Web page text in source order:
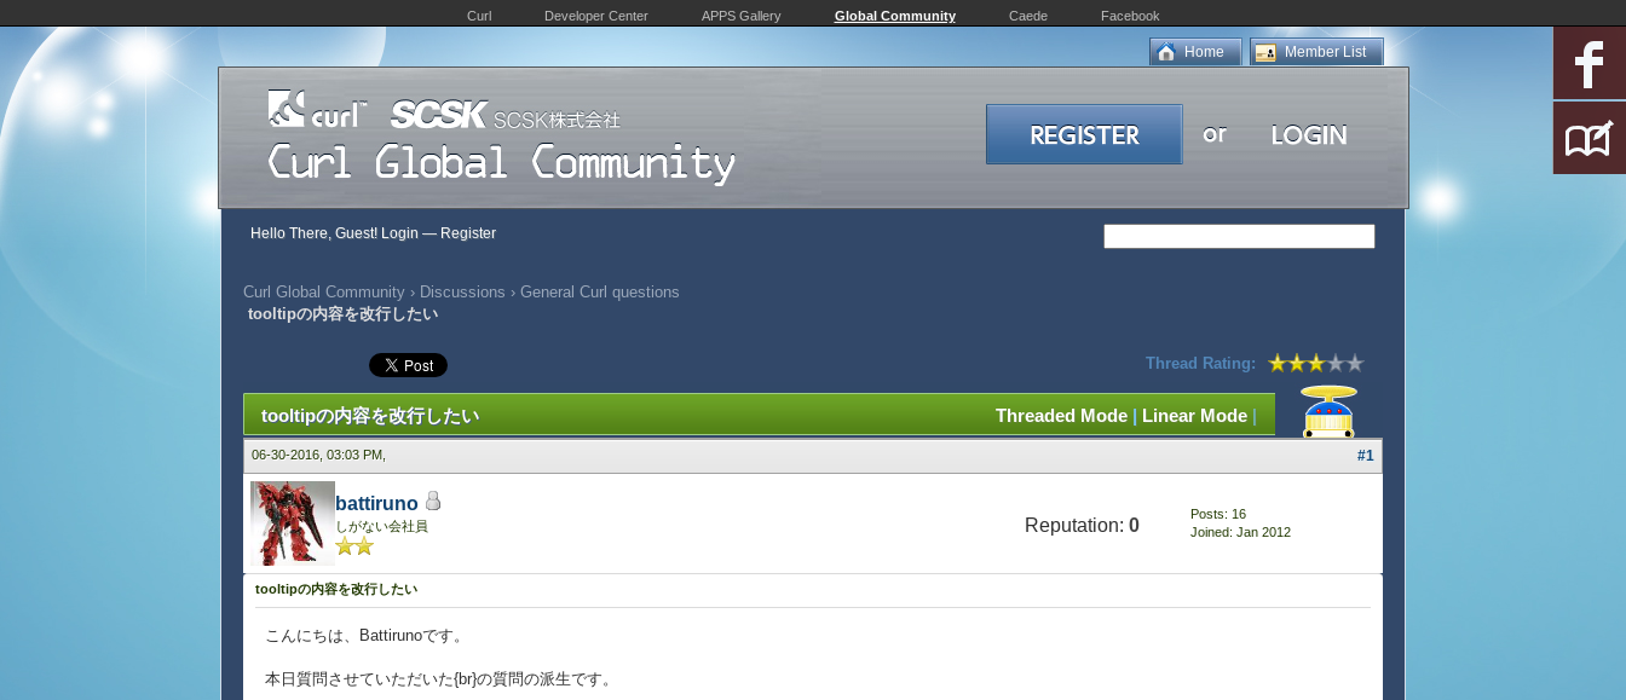
Curl Developer Center APPS Gallery Global Community Caede Facebook
Member List
Home
Hello There, Guest! Login — Register
Curl Global Community › Discussions › General Curl questions
tooltipの内容を改行したい
Thread Rating:
Threaded Mode | Linear Mode |
tooltipの内容を改行したい
06-30-2016, 03:03 PM, #1
battiruno
しがない会社員 Reputation: 0
Posts: 16
Joined: Jan 2012
tooltipの内容を改行したい
こんにちは、Battirunoです。
本日質問させていただいた{br}の質問の派生です。